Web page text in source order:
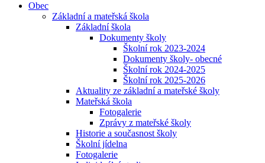
Obec
Základní a mateřská škola
Základní škola
Dokumenty školy
Školní rok 2023-2024
Dokumenty školy- obecné
Školní rok 2024-2025
Školní rok 2025-2026
Aktuality ze základní a mateřské školy
Mateřská škola
Fotogalerie
Zprávy z mateřské školy
Historie a současnost školy
Školní jídelna
Fotogalerie